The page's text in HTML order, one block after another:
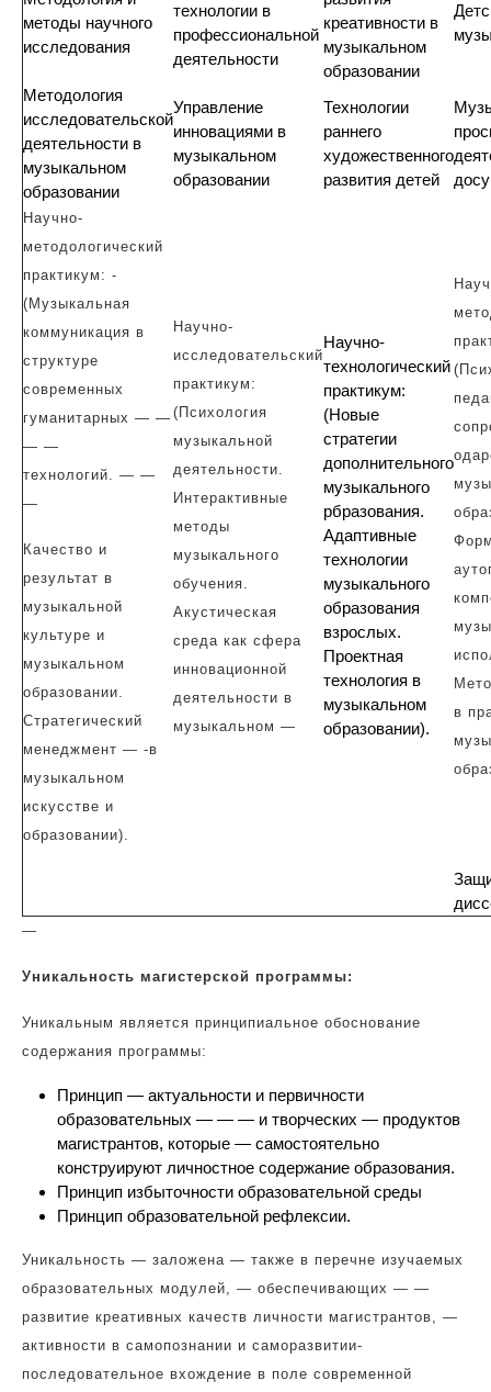
методы научного
исследования
технологии в
профессиональной
деятельности
креативности в
музыкальном
образовании
Методология
исследовательской
деятельности в
музыкальном
образовании
Управление
инновациями в
музыкальном
образовании
Технологии
раннего
художественного
развития детей
Научно-
методологический
практикум: -
(Музыкальная
коммуникация в
структуре
современных
гуманитарных — —
— —
технологий. — —
—
Качество и
результат в
музыкальной
культуре и
музыкальном
образовании.
Стратегический
менеджмент — -в
музыкальном
искусстве и
образовании).
Научно-
исследовательский
практикум:
(Психология
музыкальной
деятельности.
Интерактивные
методы
музыкального
обучения.
Акустическая
среда как сфера
инновационной
деятельности в
музыкальном —
Научно-
технологический
практикум:
(Новые
стратегии
дополнительного
музыкального
рбразования.
Адаптивные
технологии
музыкального
образования
взрослых.
Проектная
технология в
музыкальном
образовании).
в
—
Уникальность магистерской программы:
Уникальным является принципиальное обоснование
содержания программы:
Принцип — актуальности и первичности
образовательных — — — и творческих — продуктов
магистрантов, которые — самостоятельно
конструируют личностное содержание образования.
Принцип избыточности образовательной среды
Принцип образовательной рефлексии.
Уникальность — заложена — также в перечне изучаемых
образовательных модулей, — обеспечивающих — —
развитие креативных качеств личности магистрантов, —
активности в самопознании и саморазвитии-
последовательное вхождение в поле современной